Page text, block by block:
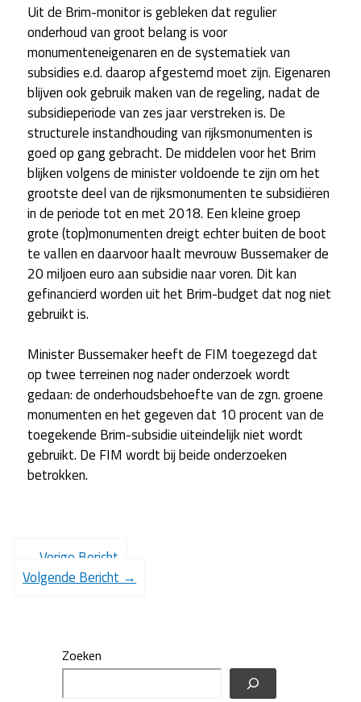
Uit de Brim-monitor is gebleken dat regulier
onderhoud van groot belang is voor
monumenteneigenaren en de systematiek van
subsidies e.d. daarop afgestemd moet zijn. Eigenaren
blijven ook gebruik maken van de regeling, nadat de
subsidieperiode van zes jaar verstreken is. De
structurele instandhouding van rijksmonumenten is
goed op gang gebracht. De middelen voor het Brim
blijken volgens de minister voldoende te zijn om het
grootste deel van de rijksmonumenten te subsidiëren
in de periode tot en met 2018. Een kleine groep
grote (top)monumenten dreigt echter buiten de boot
te vallen en daarvoor haalt mevrouw Bussemaker de
20 miljoen euro aan subsidie naar voren. Dit kan
gefinancierd worden uit het Brim-budget dat nog niet
gebruikt is.
Minister Bussemaker heeft de FIM toegezegd dat
op twee terreinen nog nader onderzoek wordt
gedaan: de onderhoudsbehoefte van de zgn. groene
monumenten en het gegeven dat 10 procent van de
toegekende Brim-subsidie uiteindelijk niet wordt
gebruikt. De FIM wordt bij beide onderzoeken
betrokken.
Vorige Bericht
Volgende Bericht →
Zoeken